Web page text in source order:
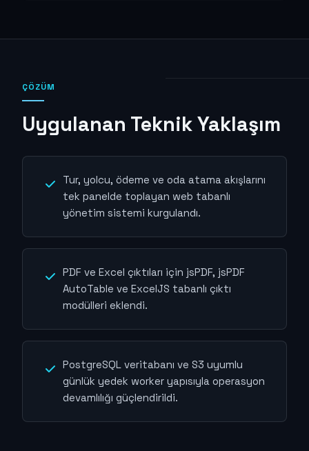
ÇÖZÜM
Uygulanan Teknik Yaklaşım
Tur, yolcu, ödeme ve oda atama akışlarını
tek panelde toplayan web tabanlı
yönetim sistemi kurgulandı.
PDF ve Excel çıktıları için jsPDF, jsPDF
AutoTable ve ExcelJS tabanlı çıktı
modülleri eklendi.
PostgreSQL veritabanı ve S3 uyumlu
günlük yedek worker yapısıyla operasyon
devamlılığı güçlendirildi.